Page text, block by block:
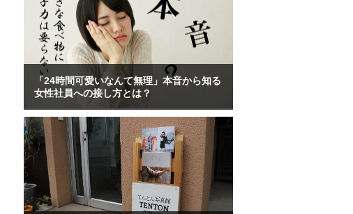
「24時間可愛いなんて無理」本音から知る
女性社員への接し方とは？